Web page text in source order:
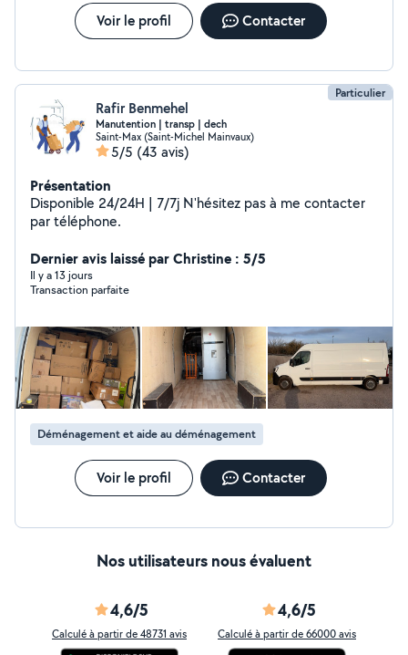
Voir le profil Contacter
Particulier
Rafir Benmehel
Manutention | transp | dech
Saint-Max (Saint-Michel Mainvaux)
5/5 (43 avis)
Présentation
Disponible 24/24H | 7/7j N'hésitez pas à me contacter
par téléphone.
Dernier avis laissé par Christine : 5/5
Il y a 13 jours
Transaction parfaite
Déménagement et aide au déménagement
Voir le profil Contacter
Nos utilisateurs nous évaluent
4,6/5
Calculé à partir de 48731 avis
4,6/5
Calculé à partir de 66000 avis